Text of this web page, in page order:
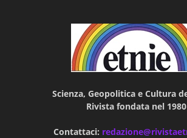
Scienza, Geopolitica e Cultura
Rivista fondata nel 1980
Contattaci: